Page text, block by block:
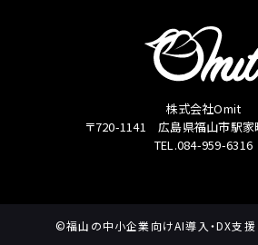
株式会社Omit
〒720-1141 広島県福山市駅家
TEL.084-959-6316
©福山の中小企業向けAI導入・DX支